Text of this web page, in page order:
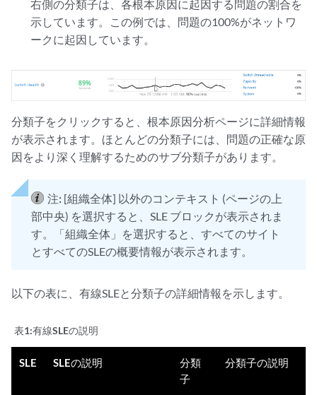
右側の分類子は、各根本原因に起因する問題の割合を
示しています。この例では、問題の100%がネットワ
ークに起因しています。
分類子をクリックすると、根本原因分析ページに詳細情報
が表示されます。ほとんどの分類子には、問題の正確な原
因をより深く理解するためのサブ分類子があります。
注: [組織全体] 以外のコンテキスト (ページの上
部中央) を選択すると、SLE ブロックが表示されま
す。「組織全体」を選択すると、すべてのサイト
とすべてのSLEの概要情報が表示されます。
以下の表に、有線SLEと分類子の詳細情報を示します。
表1:有線SLEの説明
SLE SLEの説明
分類
子
分類子の説明